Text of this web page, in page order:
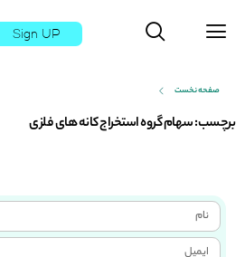
Sign UP
صفحه نخست
برچسب: سهام گروه استخراج کانه های فلزی